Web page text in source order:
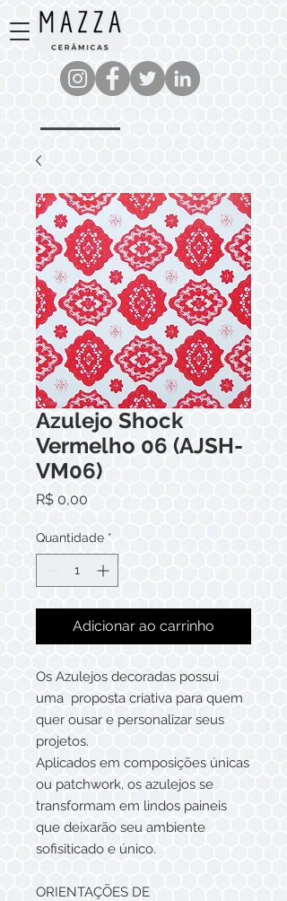
Azulejo Shock
Vermelho 06 (AJSH-
VM06)
R$ 0,00
Quantidade *
Adicionar ao carrinho
Os Azulejos decoradas possui
uma proposta criativa para quem
quer ousar e personalizar seus
projetos.
Aplicados em composições únicas
ou patchwork, os azulejos se
transformam em lindos paineis
que deixarão seu ambiente
sofisiticado e único.
ORIENTAÇÕES DE